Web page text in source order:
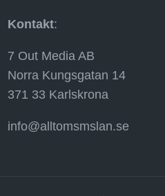
Kontakt:
7 Out Media AB
Norra Kungsgatan 14
371 33 Karlskrona
info@alltomsmslan.se